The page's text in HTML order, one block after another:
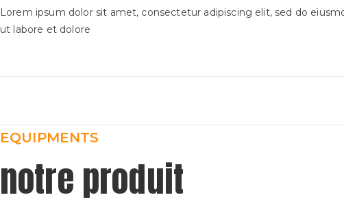
Lorem ipsum dolor sit amet, consectetur adipiscing elit, sed do
ut labore et dolore
EQUIPMENTS
notre produit